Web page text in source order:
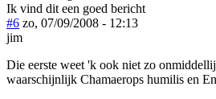
Ik vind dit een goed bericht
#6 zo, 07/09/2008 - 12:13
jim
Die eerste weet 'k ook niet zo
waarschijnlijk Chamaerops humilis en